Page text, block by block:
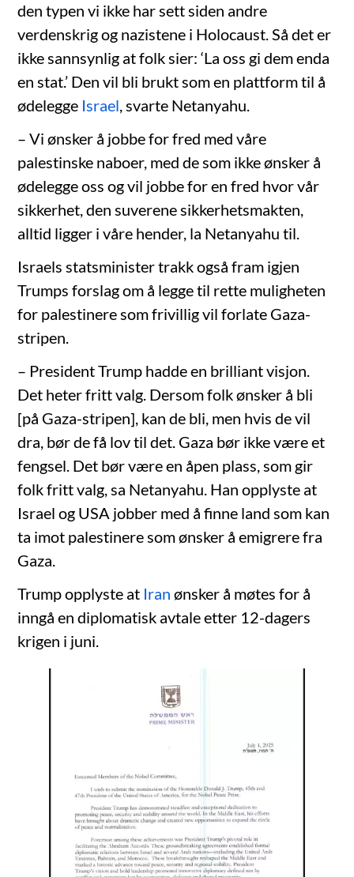
den typen vi ikke har sett siden andre
verdenskrig og nazistene i Holocaust. Så det er
ikke sannsynlig at folk sier: ‘La oss gi dem enda
en stat.’ Den vil bli brukt som en plattform til å
ødelegge Israel, svarte Netanyahu.
– Vi ønsker å jobbe for fred med våre
palestinske naboer, med de som ikke ønsker å
ødelegge oss og vil jobbe for en fred hvor vår
sikkerhet, den suverene sikkerhetsmakten,
alltid ligger i våre hender, la Netanyahu til.
Israels statsminister trakk også fram igjen
Trumps forslag om å legge til rette muligheten
for palestinere som frivillig vil forlate Gaza-
stripen.
– President Trump hadde en brilliant visjon.
Det heter fritt valg. Dersom folk ønsker å bli
[på Gaza-stripen], kan de bli, men hvis de vil
dra, bør de få lov til det. Gaza bør ikke være et
fengsel. Det bør være en åpen plass, som gir
folk fritt valg, sa Netanyahu. Han opplyste at
Israel og USA jobber med å finne land som kan
ta imot palestinere som ønsker å emigrere fra
Gaza.
Trump opplyste at Iran ønsker å møtes for å
inngå en diplomatisk avtale etter 12-dagers
krigen i juni.